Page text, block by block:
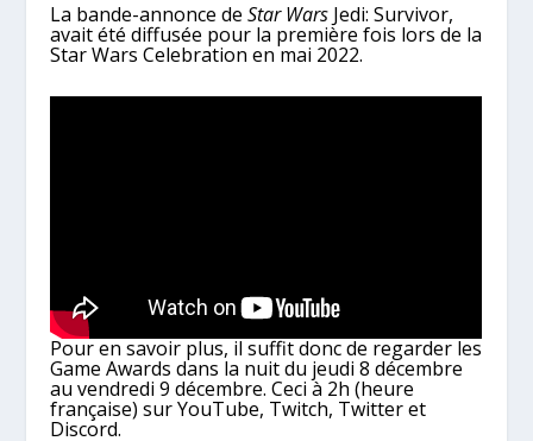
La bande-annonce deStar Wars Jedi: Survivor,
avait été diffusée pour la première fois lors de la
Star Wars Celebration en mai 2022.
Pour en savoir plus, il suffit donc de regarder les
Game Awards dans la nuit du jeudi 8 décembre
au vendredi 9 décembre. Ceci à 2h (heure
française) sur YouTube, Twitch, Twitter et
Discord.